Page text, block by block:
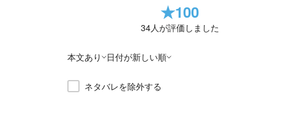
★100
34人が評価しました
本文あり 日付が新しい順
ネタバレを除外する